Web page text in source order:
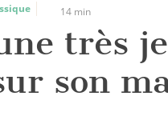
14 min
très
son